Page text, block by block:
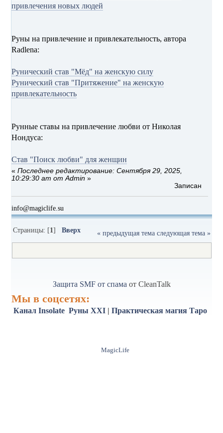
привлечения новых людей
Руны на привлечение и привлекательность, автора
Radlena:
Рунический став "Мёд" на женскую силу
Рунический став "Притяжение" на женскую
привлекательность
Рунные ставы на привлечение любви от Николая
Нондуса:
Став "Поиск любви" для женщин
«Последнее редактирование: Сентября 29, 2025,
10:29:30 am от Admin »
Записан
info@magiclife.su
Страницы: [1]Вверх « предыдущая тема следующая тема »
Защита SMF от спама от CleanTalk
Мы в соцсетях:
Канал Insolate Руны XXI | Практическая магия Таро
MagicLife